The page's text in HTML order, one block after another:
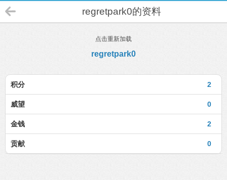
regretpark0的资料
点击重新加载
regretpark0
2
积分
0
威望
2
金钱
0
贡献